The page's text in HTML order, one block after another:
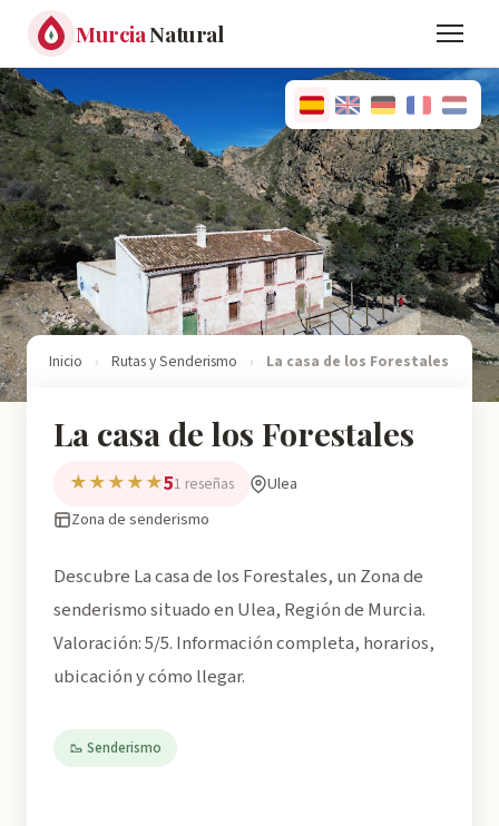
MurciaNatural
Inicio › Rutas y Senderismo › La casa de los Forestales
La casa de los Forestales
★★★★★51 reseñas
Ulea
Zona de senderismo
Descubre La casa de los Forestales, un Zona de
senderismo situado en Ulea, Región de Murcia.
Valoración: 5/5. Información completa, horarios,
ubicación y cómo llegar.
🥾 Senderismo